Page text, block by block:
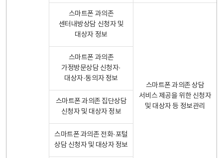
스마트폰 과의존
센터내방상담 신청자 및
대상자 정보
스마트폰 과의존 상담
서비스 제공을 위한 신청자
및 대상자 등 정보관리
스마트폰 과의존
가정방문상담 신청자·
대상자·동의자 정보
스마트폰 과의존 집단상담
신청자 및 대상자 정보
스마트폰 과의존 전화·포털
상담 신청자 및 대상자 정보